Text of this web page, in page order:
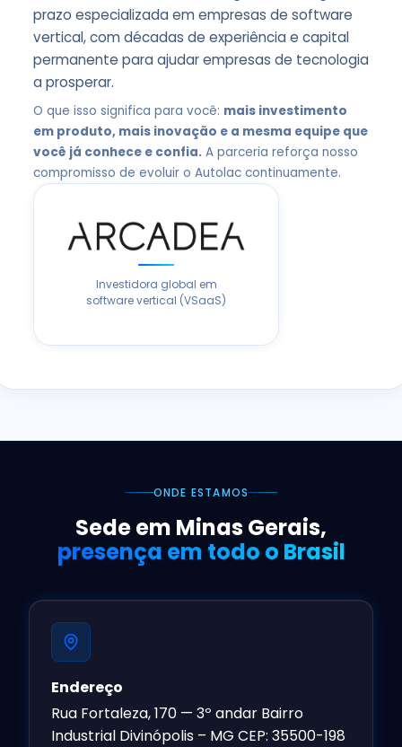
prazo especializada em empresas de software
vertical, com décadas de experiência e capital
permanente para ajudar empresas de tecnologia
a prosperar.
O que isso significa para você: mais investimento
em produto, mais inovação e a mesma equipe que
você já conhece e confia. A parceria reforça nosso
compromisso de evoluir o Autolac continuamente.
Investidora global em
software vertical (VSaaS)
ONDE ESTAMOS
Sede em Minas Gerais,
presença em todo o Brasil
Endereço
Rua Fortaleza, 170 — 3º andar Bairro
Industrial Divinópolis – MG CEP: 35500-198